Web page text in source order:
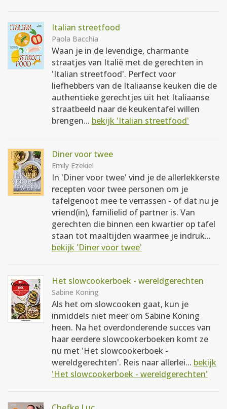
Italian streetfood
Paola Bacchia
Waan je in de levendige, charmante
straatjes van Italië met de gerechten in
'Italian streetfood'. Perfect voor
liefhebbers van de Italiaanse keuken die de
authentieke gerechtjes uit het Italiaanse
straatbeeld naar de keukentafel willen
brengen... bekijk 'Italian streetfood'
Diner voor twee
Emily Ezekiel
In 'Diner voor twee' vind je de allerlekkerste
recepten voor twee personen om je
tafelgenoot mee te verrassen - of dat nu je
vriend(in), familielid of partner is. Van
gerechten die binnen een kwartier op tafel
staan tot maaltijden waarmee je indruk...
bekijk 'Diner voor twee'
Het slowcookerboek - wereldgerechten
Sabine Koning
Als het om slowcooken gaat, kun je
inmiddels niet meer om Sabine Koning
heen. Na het overdonderende succes van
haar eerdere slowcookerboeken komt ze
nu met 'Het slowcookerboek -
wereldgerechten'. Reis naar allerlei... bekijk
'Het slowcookerboek - wereldgerechten'